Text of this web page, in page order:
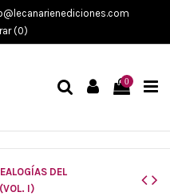
(0)
0
DEL
I)